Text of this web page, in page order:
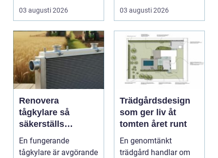
skapar rum, ger ...
03 augusti 2026
husägare som vill
kombinera lägre ene...
03 augusti 2026
Renovera
tågkylare så
säkerställs
driftsäkra lok och
tågsystem
En fungerande
tågkylare är avgörande
Trädgårdsdesign
som ger liv åt
tomten året runt
En genomtänkt
trädgård handlar om